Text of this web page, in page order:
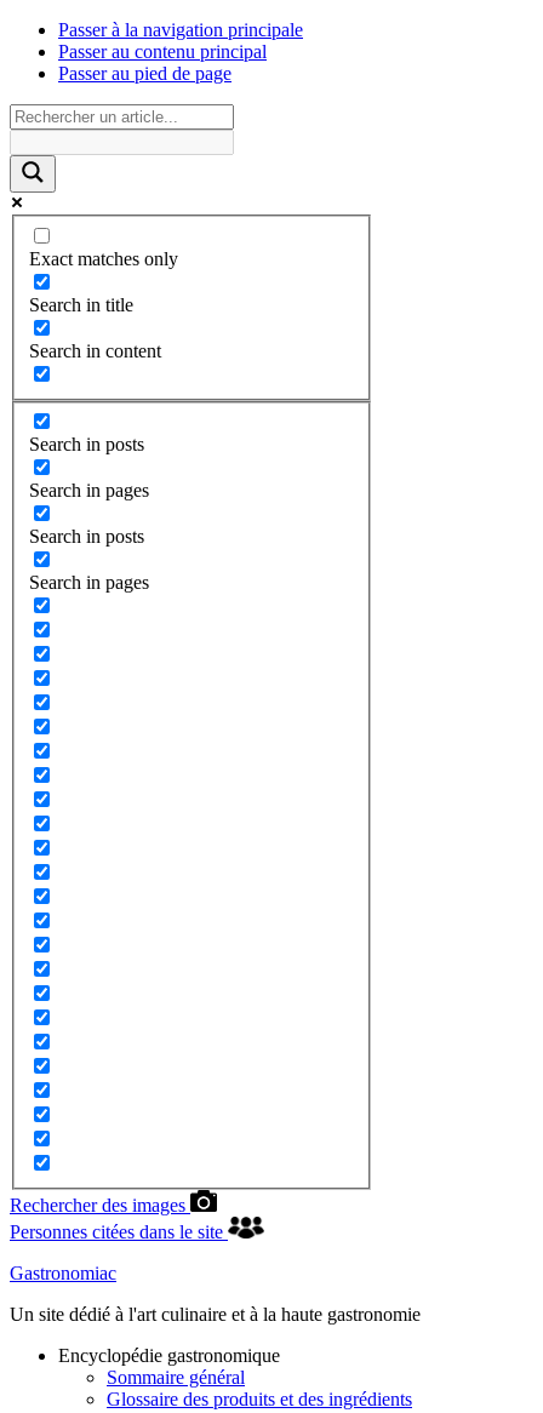
Passer à la navigation principale
Passer au contenu principal
Passer au pied de page
Exact matches only
Search in title
Search in content
Search in posts
Search in pages
Search in posts
Search in pages
Rechercher des images
Personnes citées dans le site
Gastronomiac
Un site dédié à l'art culinaire et à la haute gastronomie
Encyclopédie gastronomique
Sommaire général
Glossaire des produits et des ingrédients